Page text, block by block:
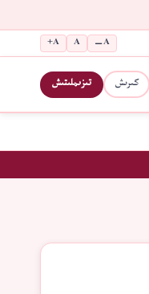
A−
A
A+
كىرىش تىزىملىتىش